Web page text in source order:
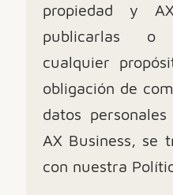
propiedad y
publicarlas o
cualquier
obligación de
datos
AX Business, se
con nuestra